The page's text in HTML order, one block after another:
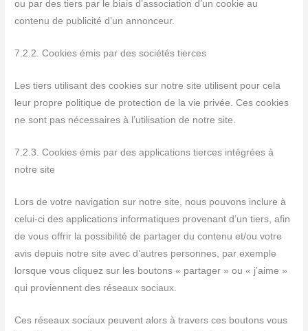
ou par des tiers par le biais d’association d’un cookie au
contenu de publicité d’un annonceur.
7.2.2. Cookies émis par des sociétés tierces
Les tiers utilisant des cookies sur notre site utilisent pour cela
leur propre politique de protection de la vie privée. Ces cookies
ne sont pas nécessaires à l’utilisation de notre site.
7.2.3. Cookies émis par des applications tierces intégrées à
notre site
Lors de votre navigation sur notre site, nous pouvons inclure à
celui-ci des applications informatiques provenant d’un tiers, afin
de vous offrir la possibilité de partager du contenu et/ou votre
avis depuis notre site avec d’autres personnes, par exemple
lorsque vous cliquez sur les boutons « partager » ou « j’aime »
qui proviennent des réseaux sociaux.
Ces réseaux sociaux peuvent alors à travers ces boutons vous